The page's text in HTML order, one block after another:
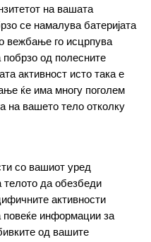
на вашата
се намалува батеријата
вежбање го исцрпува
побрзо од полесните
активност исто така е
ќе има многу поголем
на вашето тело отколку
со вашиот уред
телото да обезбеди
активности
повеќе информации за
од вашите